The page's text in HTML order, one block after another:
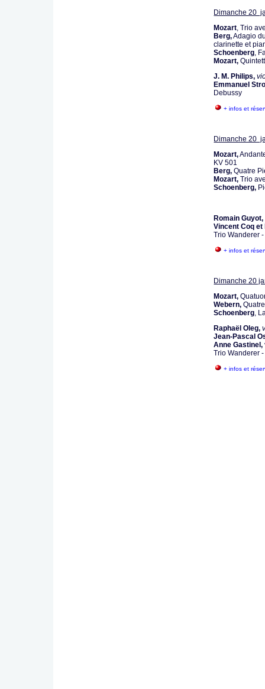
Dimanche 20
Mozart, Trio
Berg,Adagio
clarinette et
Schoenberg,
Mozart,
J. M. Philips,
Emmanuel
Debussy
+ infos et
Dimanche 20
Mozart,
KV 501
Berg, Quatre
Mozart, Trio
Schoenberg,
Romain Guyot,
Vincent Coq
Trio Wanderer
+ infos et
Dimanche 20
Mozart,
Webern,
Schoenberg,
Raphaël Oleg,
Jean-Pascal
Anne
Trio Wanderer
+ infos et